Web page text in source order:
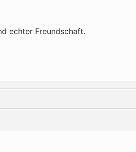
echter Freundschaft.